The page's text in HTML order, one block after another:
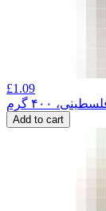
£1.09
۴۰۰ گرم
Add to cart